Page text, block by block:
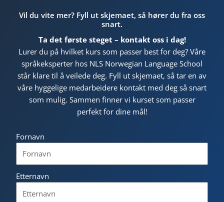
Vil du vite mer? Fyll ut skjemaet, så hører du fra oss
snart.
Ta det første steget – kontakt oss i dag!
Lurer du på hvilket kurs som passer best for deg? Våre
språkeksperter hos NLS Norwegian Language School
står klare til å veilede deg. Fyll ut skjemaet, så tar en av
våre hyggelige medarbeidere kontakt med deg så snart
som mulig. Sammen finner vi kurset som passer
perfekt for dine mål!
Fornavn
Etternavn